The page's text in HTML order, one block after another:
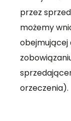
przez
możemy
obejmującej
orzeczenia).